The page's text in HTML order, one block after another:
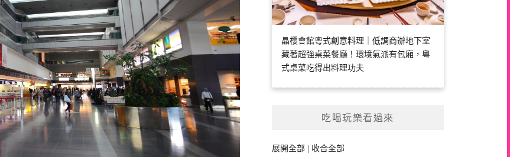
晶櫻會館粵式創意料理｜低調商辦地下室
藏著超強桌菜餐廳！環境氣派有包廂，粵
式桌菜吃得出料理功夫
吃喝玩樂看過來
展開全部
收合全部